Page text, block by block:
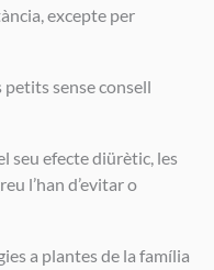
excepte per
petits sense consell
seu efecte diürètic, les
l’han d’evitar o
a plantes de la família